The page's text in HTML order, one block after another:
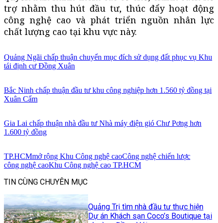
trợ nhằm thu hút đầu tư, thúc đẩy hoạt động
công nghệ cao và phát triển nguồn nhân lực
chất lượng cao tại khu vực này.
Quảng Ngãi chấp thuận chuyển mục đích sử dụng đất phục vụ Khu
tái định cư Đồng Xuân
Bắc Ninh chấp thuận đầu tư khu công nghiệp hơn 1.560 tỷ đồng tại
Xuân Cẩm
Gia Lai chấp thuận nhà đầu tư Nhà máy điện gió Chư Pơng hơn
1.600 tỷ đồng
TP.HCMmở rộng Khu Công nghệ caoCông nghệ chiến lược
công nghệ caoKhu Công nghệ cao TP.HCM
TIN CÙNG CHUYÊN MỤC
Quảng Trị tìm nhà đầu tư thực hiện
Dự án Khách sạn Coco’s Boutique tại